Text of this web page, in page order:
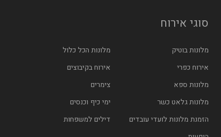
סוגי אירוח
מלונות בוטיק
מלונות הכל כלול
אירוח כפרי
אירוח בקיבוצים
מלונות ספא
צימרים
מלונות גלאט כשר
ימי כיף וכנסים
הזמנת מלונות לועדי עובדים
דילים למשפחות